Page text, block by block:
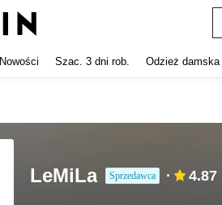
Nowości Szac. 3 dni rob. Odzież damska
LeMiLa Sprzedawca 4.87